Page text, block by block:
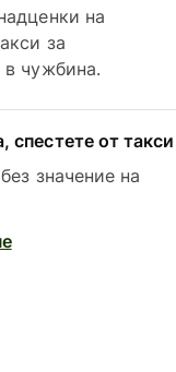
на
за
в чужбина.
от такси
значение на